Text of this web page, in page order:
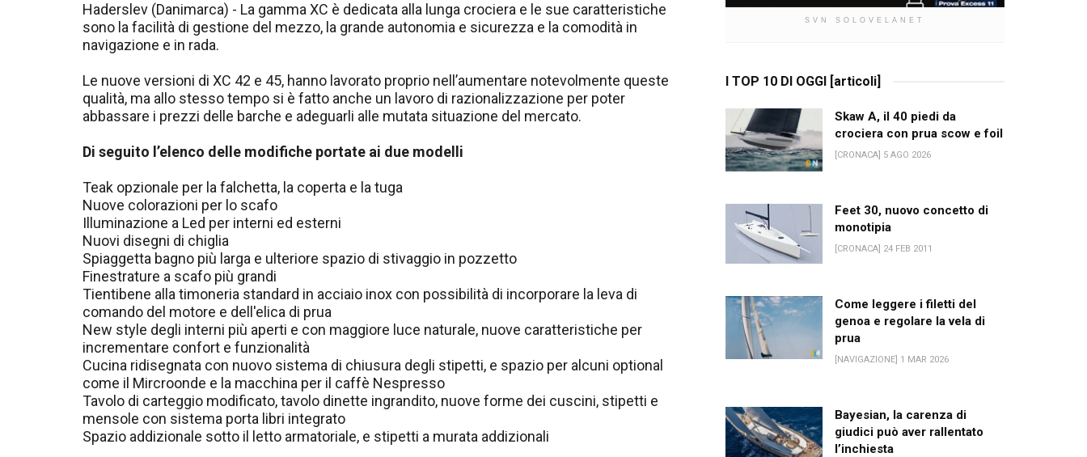
Haderslev (Danimarca) - La gamma XC è dedicata alla lunga crociera e le sue caratteristiche
sono la facilità di gestione del mezzo, la grande autonomia e sicurezza e la comodità in
navigazione e in rada.
Le nuove versioni di XC 42 e 45, hanno lavorato proprio nell’aumentare notevolmente queste
qualità, ma allo stesso tempo si è fatto anche un lavoro di razionalizzazione per poter
abbassare i prezzi delle barche e adeguarli alle mutata situazione del mercato.
Di seguito l’elenco delle modifiche portate ai due modelli
Teak opzionale per la falchetta, la coperta e la tuga
Nuove colorazioni per lo scafo
Illuminazione a Led per interni ed esterni
Nuovi disegni di chiglia
Spiaggetta bagno più larga e ulteriore spazio di stivaggio in pozzetto
Finestrature a scafo più grandi
Tientibene alla timoneria standard in acciaio inox con possibilità di incorporare la leva di
comando del motore e dell'elica di prua
New style degli interni più aperti e con maggiore luce naturale, nuove caratteristiche per
incrementare confort e funzionalità
Cucina ridisegnata con nuovo sistema di chiusura degli stipetti, e spazio per alcuni optional
come il Mircroonde e la macchina per il caffè Nespresso
Tavolo di carteggio modificato, tavolo dinette ingrandito, nuove forme dei cuscini, stipetti e
mensole con sistema porta libri integrato
Spazio addizionale sotto il letto armatoriale, e stipetti a murata addizionali
SVN SOLOVELANET
I TOP 10 DI OGGI [articoli]
Skaw A, il 40 piedi da
crociera con prua scow e foil
[CRONACA] 5 AGO 2026
Feet 30, nuovo concetto di
monotipia
[CRONACA] 24 FEB 2011
Come leggere i filetti del
genoa e regolare la vela di
prua
[NAVIGAZIONE] 1 MAR 2026
Bayesian, la carenza di
giudici può aver rallentato
l’inchiesta